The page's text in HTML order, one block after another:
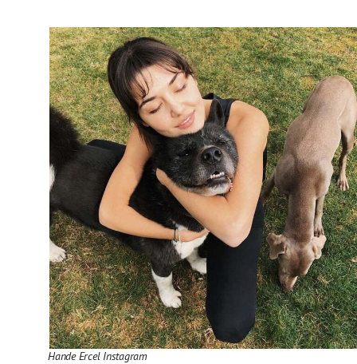
Hande Ercel Instagram